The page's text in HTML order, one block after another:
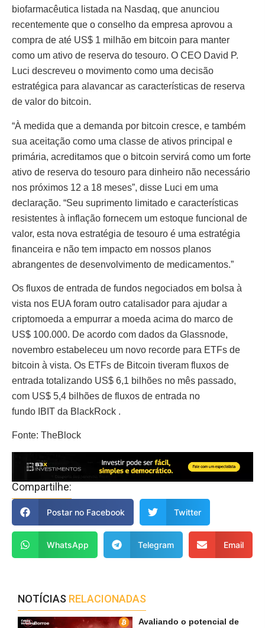
biofarmacêutica listada na Nasdaq, que anunciou
recentemente que o conselho da empresa aprovou a
compra de até US$ 1 milhão em bitcoin para manter
como um ativo de reserva do tesouro. O CEO David P.
Luci descreveu o movimento como uma decisão
estratégica para alavancar as características de reserva
de valor do bitcoin.
“À medida que a demanda por bitcoin cresce, e também
sua aceitação como uma classe de ativos principal e
primária, acreditamos que o bitcoin servirá como um forte
ativo de reserva do tesouro para dinheiro não necessário
nos próximos 12 a 18 meses”, disse Luci em uma
declaração. “Seu suprimento limitado e características
resistentes à inflação fornecem um estoque funcional de
valor, esta nova estratégia de tesouro é uma estratégia
financeira e não tem impacto em nossos planos
abrangentes de desenvolvimento de medicamentos.”
Os fluxos de entrada de fundos negociados em bolsa à
vista nos EUA foram outro catalisador para ajudar a
criptomoeda a empurrar a moeda acima do marco de
US$ 100.000. De acordo com dados da Glassnode,
novembro estabeleceu um novo recorde para ETFs de
bitcoin à vista. Os ETFs de Bitcoin tiveram fluxos de
entrada totalizando US$ 6,1 bilhões no mês passado,
com US$ 5,4 bilhões de fluxos de entrada no
fundo IBIT da BlackRock .
Fonte: TheBlock
Compartilhe:
Postar no Facebook Twitter
WhatsApp Telegram Email
NOTÍCIAS RELACIONADAS
Avaliando o potencial de